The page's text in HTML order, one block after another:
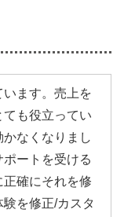
ます。売上を
も役立ってい
なくなりまし
ートを受ける
確にそれを修
を修正/カスタ